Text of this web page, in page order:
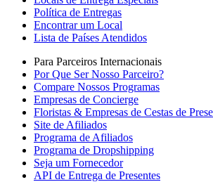
Política de Entregas
Encontrar um Local
Lista de Países Atendidos
Para Parceiros Internacionais
Por Que Ser Nosso Parceiro?
Compare Nossos Programas
Empresas de Concierge
Floristas & Empresas de Cestas de
Site de Afiliados
Programa de Afiliados
Programa de Dropshipping
Seja um Fornecedor
API de Entrega de Presentes